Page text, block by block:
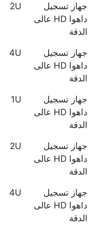
جهاز تسجيل
داهوا HD عالى
الدقة
2U
جهاز تسجيل
داهوا HD عالى
الدقة
4U
جهاز تسجيل
داهوا HD عالى
الدقة
1U
جهاز تسجيل
داهوا HD عالى
الدقة
2U
جهاز تسجيل
داهوا HD عالى
الدقة
4U